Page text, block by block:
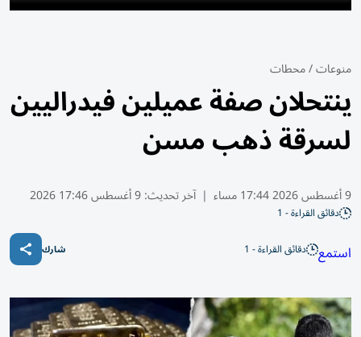
منوعات/محطات
ينتحلان صفة عميلين فيدراليين
لسرقة ذهب مسن
9 أغسطس 2026 17:44 مساء | آخر تحديث:9 أغسطس 17:46 2026
دقائق القراءة - 1
استمع دقائق القراءة - 1 شارك